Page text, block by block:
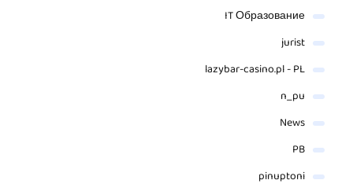
IT Образование
jurist
lazybar-casino.pl - PL
n_pu
News
PB
pinuptoni